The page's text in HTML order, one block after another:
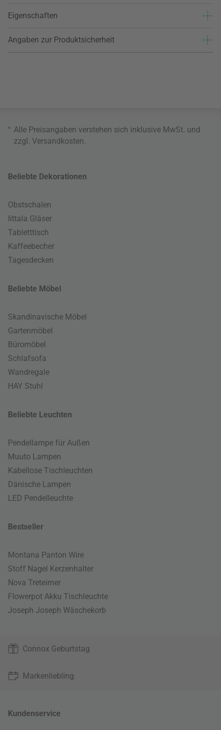
Eigenschaften
Angaben zur Produktsicherheit
* Alle Preisangaben verstehen sich inklusive MwSt. und
zzgl. Versandkosten
Beliebte Dekorationen
Obstschalen
Iittala Gläser
Tabletttisch
Kaffeebecher
Tagesdecken
Beliebte Möbel
Skandinavische Möbel
Gartenmöbel
Büromöbel
Schlafsofa
Wandregale
HAY Stuhl
Beliebte Leuchten
Pendellampe für Außen
Muuto Lampen
Kabellose Tischleuchten
Dänische Lampen
LED Pendelleuchte
Bestseller
Montana Panton Wire
Stoff Nagel Kerzenhalter
Nova Treteimer
Flowerpot Akku Tischleuchte
Joseph Joseph Wäschekorb
Connox Geburtstag
Markenliebling
Kundenservice